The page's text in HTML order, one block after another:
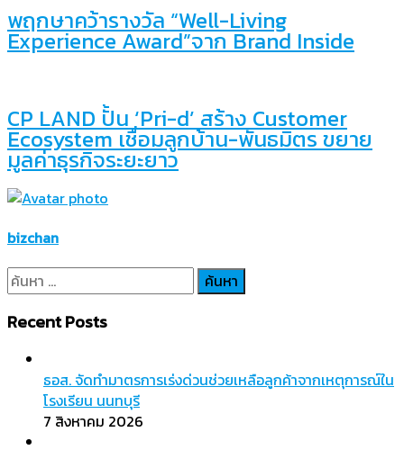
พฤกษาคว้ารางวัล “Well-Living
Experience Award”จาก Brand Inside
CP LAND ปั้น ‘Pri-d’ สร้าง Customer
Ecosystem เชื่อมลูกบ้าน-พันธมิตร ขยาย
มูลค่าธุรกิจระยะยาว
bizchan
ค้นหา
สำหรับ:
Recent Posts
ธอส. จัดทำมาตรการเร่งด่วนช่วยเหลือลูกค้าจากเหตุการณ์ใน
โรงเรียน นนทบุรี
7 สิงหาคม 2026